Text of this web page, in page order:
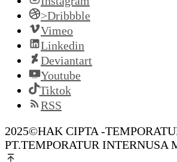
>Dribbble
Vimeo
Linkedin
Deviantart
Youtube
Tiktok
RSS
2025©HAK CIPTA -
PT.TEMPORATUR INTERNUSA